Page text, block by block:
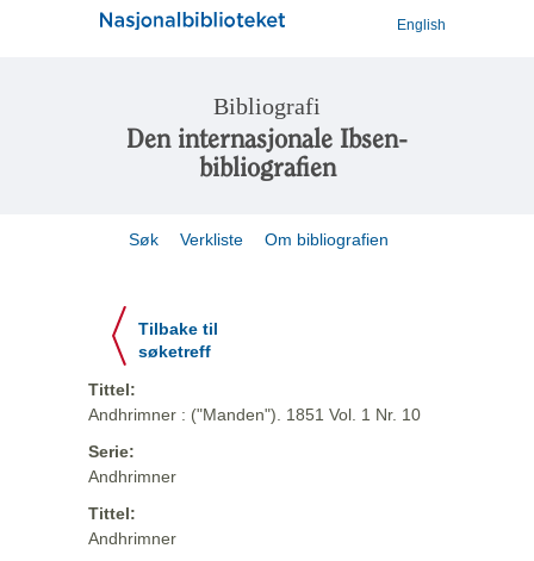
English
Bibliografi
Den internasjonale Ibsen-
bibliografien
Søk Verkliste Om bibliografien
Tilbake til
søketreff
Tittel:
Andhrimner : ("Manden"). 1851 Vol. 1 Nr. 10
Serie:
Andhrimner
Tittel:
Andhrimner